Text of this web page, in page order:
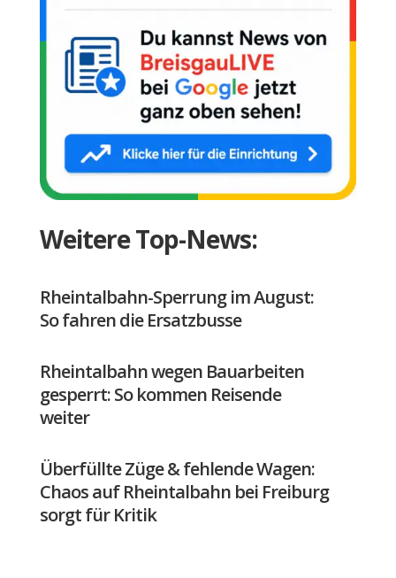
Weitere Top-News:
Rheintalbahn-Sperrung im August:
So fahren die Ersatzbusse
Rheintalbahn wegen Bauarbeiten
gesperrt: So kommen Reisende
weiter
Überfüllte Züge & fehlende Wagen:
Chaos auf Rheintalbahn bei Freiburg
sorgt für Kritik